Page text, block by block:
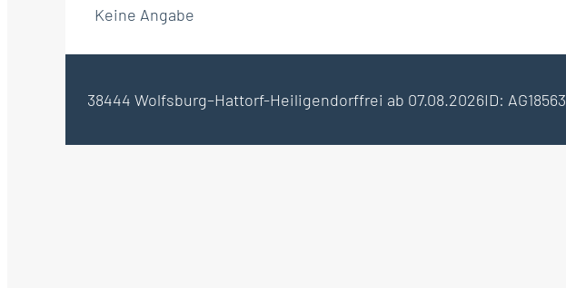
Keine Angabe
38444 Wolfsburg–Hattorf-Heiligendorffrei ab 07.08.2026ID: AG18563